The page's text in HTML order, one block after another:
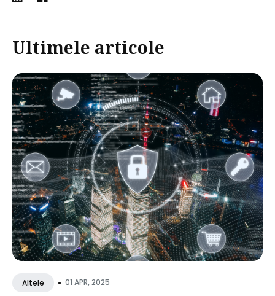
Ultimele articole
Altele • 01 APR, 2025